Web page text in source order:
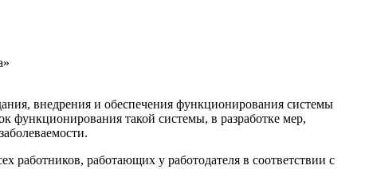
внедрения и обеспечения функционирования системы
функционирования такой системы, в разработке мер,
работающих у работодателя в соответствии с